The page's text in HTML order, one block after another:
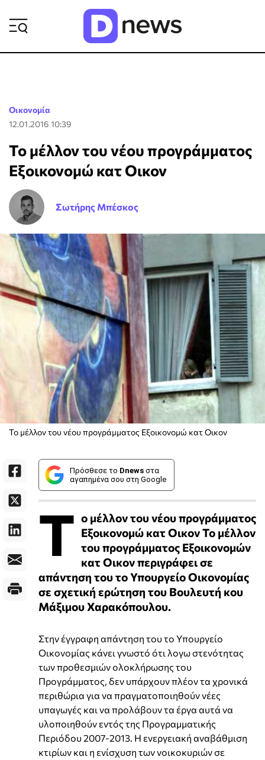
Οικονομία
12.01.2016 10:39
Το μέλλον του νέου προγράμματος
Εξοικονομώ κατ Οικον
Σωτήρης Μπέσκος
Το μέλλον του νέου προγράμματος Εξοικονομώ κατ Οικον
Πρόσθεσε το Dnews στα
αγαπημένα σου στη Google
Τ ο μέλλον του νέου προγράμματος
Εξοικονομώ κατ Οικον Το μέλλον
του προγράμματος Εξοικονομών
κατ Οικον περιγράφει σε
απάντηση του το Υπουργείο Οικονομίας
σε σχετική ερώτηση του Βουλευτή κου
Μάξιμου Χαρακόπουλου.
Στην έγγραφη απάντηση του το Υπουργείο
Οικονομίας κάνει γνωστό ότι λογω στενότητας
των προθεσμιών ολοκλήρωσης του
Προγράμματος, δεν υπάρχουν πλέον τα χρονικά
περιθώρια για να πραγματοποιηθούν νέες
υπαγωγές και να προλάβουν τα έργα αυτά να
υλοποιηθούν εντός της Προγραμματικής
Περιόδου 2007-2013. Η ενεργειακή αναβάθμιση
κτιρίων και η ενίσχυση των νοικοκυριών σε